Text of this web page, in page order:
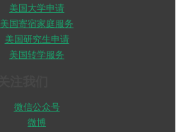
美国大学申请
美国寄宿家庭服务
美国研究生申请
美国转学服务
微信公众号
微博